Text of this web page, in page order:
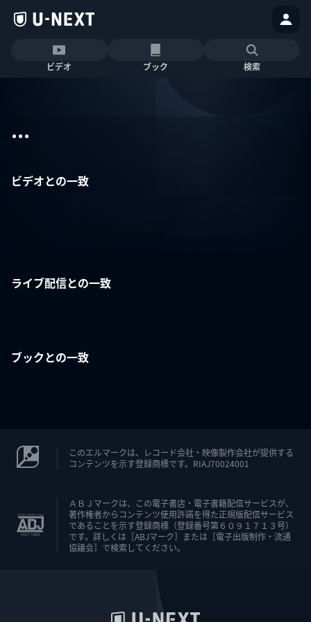
ビデオ ブック 検索
...
ビデオとの一致
ライブ配信との一致
ブックとの一致
このエルマークは、レコード会社・映像製作会社が提供する
コンテンツを示す登録商標です。RIAJ70024001
ＡＢＪマークは、この電子書店・電子書籍配信サービスが、
著作権者からコンテンツ使用許諾を得た正規版配信サービス
であることを示す登録商標（登録番号第６０９１７１３号）
です。詳しくは［ABJマーク］または［電子出版制作・流通
協議会］で検索してください。